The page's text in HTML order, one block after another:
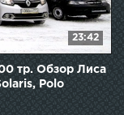
23:42
тр. Обзор Лиса
Polo